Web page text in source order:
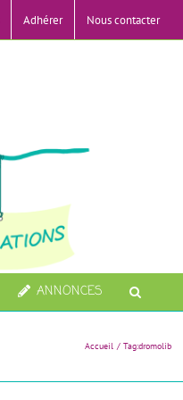
Adhérer Nous contacter
ANNONCES
Accueil Tag:dromolib